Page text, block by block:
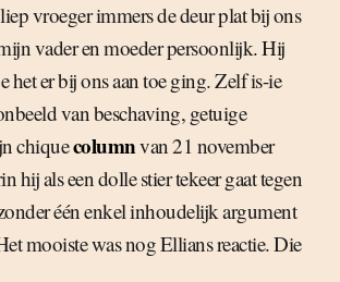
vroeger immers de deur plat bij ons
vader en moeder persoonlijk. Hij
het er bij ons aan toe ging. Zelf is-ie
van beschaving, getuige
chiquecolumnvan 21 november
hij als een dolle stier tekeer gaat tegen
één enkel inhoudelijk argument
mooiste was nog Ellians reactie. Die